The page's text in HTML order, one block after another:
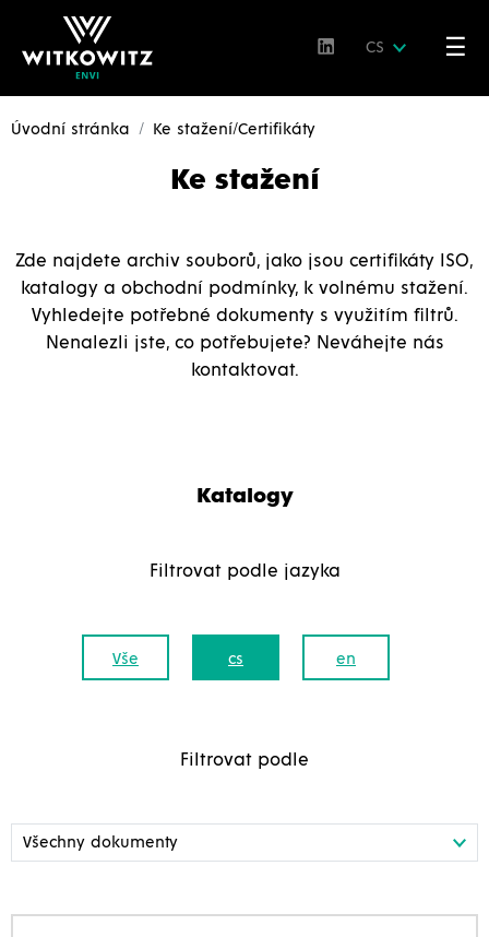
CS ☰
Úvodní stránka Ke stažení/Certifikáty
Ke stažení
Zde najdete archiv souborů, jako jsou certifikáty ISO,
katalogy a obchodní podmínky, k volnému stažení.
Vyhledejte potřebné dokumenty s využitím filtrů.
Nenalezli jste, co potřebujete? Neváhejte nás
kontaktovat.
Katalogy
Filtrovat podle jazyka
Vše cs en
Filtrovat podle